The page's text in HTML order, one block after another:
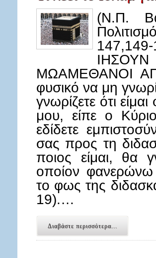
(Ν.Π.
ΜΩΑΜΕΘΑΝΟΙ
φυσικό να μη
γνωρίζετε ότι
μου, είπε ο
εδίδετε
σας προς τη
ποιος είμαι, θα
οποίον
το φως της
19).…
Διαβάστε περισσότερα...